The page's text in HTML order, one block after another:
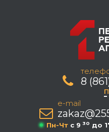
8
e-mail
Пн-Чт c 9 30 до